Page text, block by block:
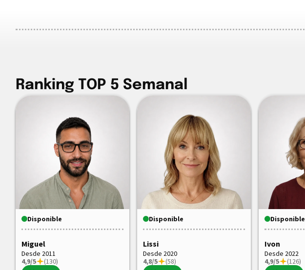
Ranking TOP 5 Semanal
Disponible
Miguel
Desde 2011
4,9/5
(130)
Disponible
Lissi
Desde 2020
4,8/5
(58)
Disponible
Ivon
Desde 2022
4,9/5
(126)